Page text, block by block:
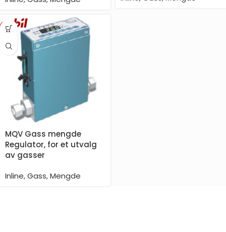
MQV Gass mengde
Regulator, for et utvalg
av gasser
Inline,Gass,Mengde